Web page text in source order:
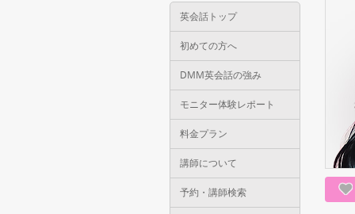
英会話トップ
初めての方へ
DMM英会話の強み
モニター体験レポート
料金プラン
講師について
予約・講師検索